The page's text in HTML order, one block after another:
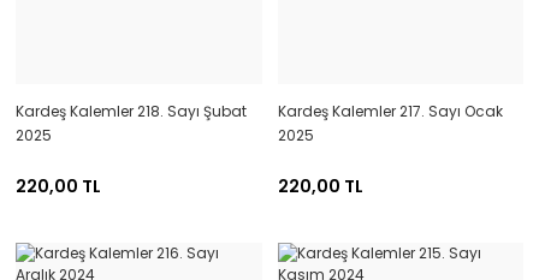
Kardeş Kalemler 218. Sayı Şubat
2025
220,00 TL
Kardeş Kalemler 217. Sayı Ocak
2025
220,00 TL